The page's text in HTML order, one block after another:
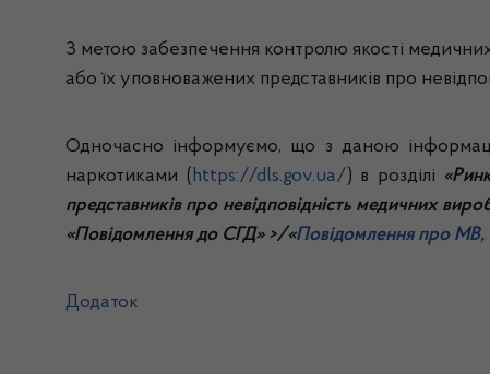
З метою забезпечення контролю якості медичних
або їх уповноважених представників про
Одночасно інформуємо, що з даною
наркотиками ( https://dls.gov.ua/ ) в розділі
представників про невідповідність медичних
«Повідомлення до СГД» >/«Повідомлення про МВ,
Додаток